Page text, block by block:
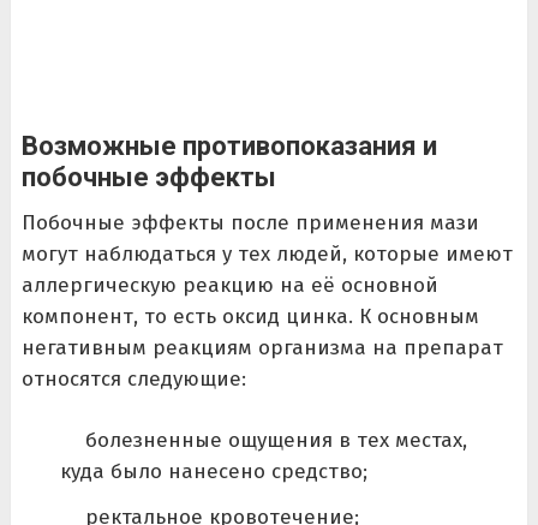
Возможные противопоказания и
побочные эффекты
Побочные эффекты после применения мази
могут наблюдаться у тех людей, которые имеют
аллергическую реакцию на её основной
компонент, то есть оксид цинка. К основным
негативным реакциям организма на препарат
относятся следующие:
болезненные ощущения в тех местах,
куда было нанесено средство;
ректальное кровотечение;